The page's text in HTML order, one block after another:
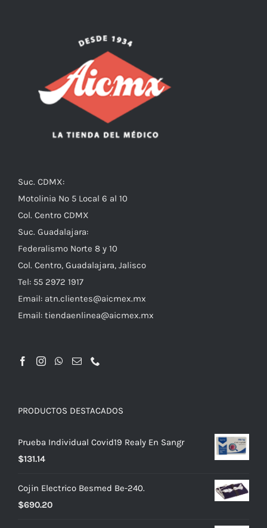
Suc. CDMX:
Motolinia No 5 Local 6 al 10
Col. Centro CDMX
Suc. Guadalajara:
Federalismo Norte 8 y 10
Col. Centro, Guadalajara, Jalisco
Tel: 55 2972 1917
Email: atn.clientes@aicmex.mx
Email: tiendaenlinea@aicmex.mx
PRODUCTOS DESTACADOS
Prueba Individual Covid19 Realy En Sangr
$131.14
Cojin Electrico Besmed Be-240.
$690.20